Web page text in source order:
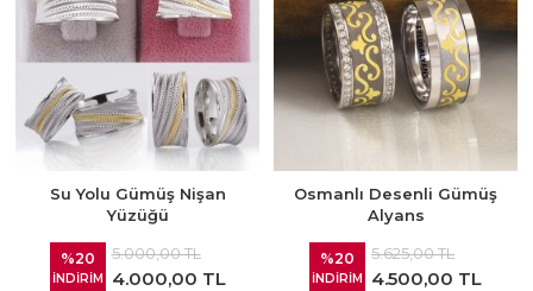
Su Yolu Gümüş Nişan
Yüzüğü
%20
İNDİRİM
5.000,00 TL
4.000,00 TL
Osmanlı Desenli Gümüş
Alyans
%20
İNDİRİM
5.625,00 TL
4.500,00 TL